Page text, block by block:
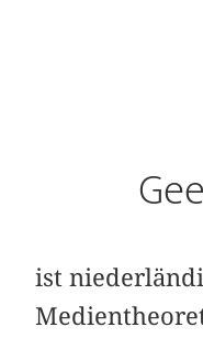
ist